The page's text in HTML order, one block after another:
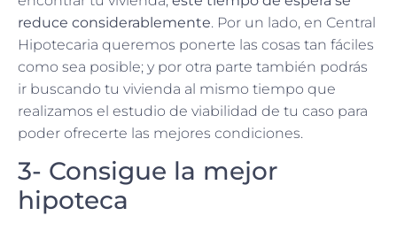
reduce considerablemente. Por un lado, en Central
Hipotecaria queremos ponerte las cosas tan fáciles
como sea posible; y por otra parte también podrás
ir buscando tu vivienda al mismo tiempo que
realizamos el estudio de viabilidad de tu caso para
poder ofrecerte las mejores condiciones.
3- Consigue la mejor
hipoteca